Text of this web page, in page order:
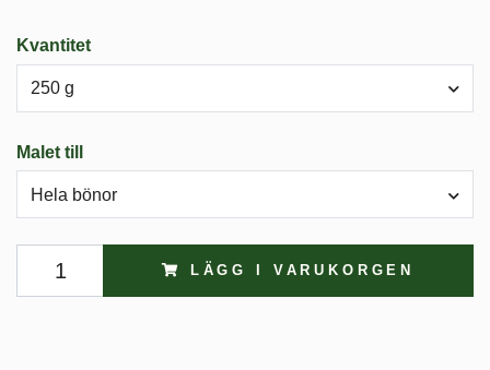
Kvantitet
250 g
Malet till
Hela bönor
LÄGG I VARUKORGEN